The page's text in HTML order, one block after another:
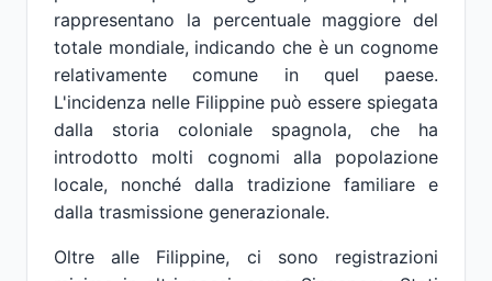
rappresentano la percentuale maggiore del
totale mondiale, indicando che è un cognome
relativamente comune in quel paese.
L'incidenza nelle Filippine può essere spiegata
dalla storia coloniale spagnola, che ha
introdotto molti cognomi alla popolazione
locale, nonché dalla tradizione familiare e
dalla trasmissione generazionale.
Oltre alle Filippine, ci sono registrazioni